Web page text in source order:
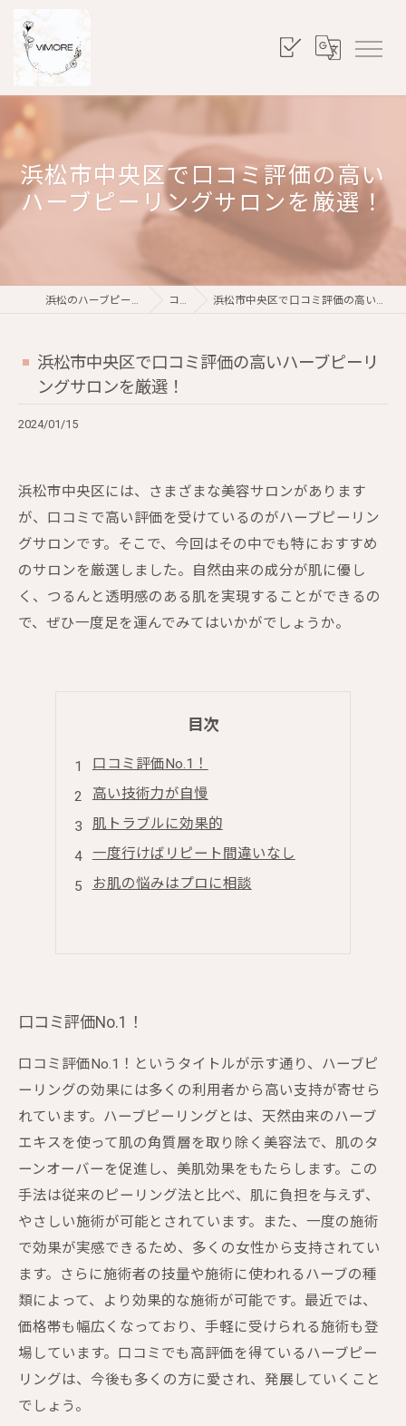
浜松市中央区で口コミ評価の高い
ハーブピーリングサロンを厳選！
浜松のハーブピーリングならViMORE コラム 浜松市中央区で口コミ評価の高いハーブピーリングサロンを厳選！
浜松市中央区で口コミ評価の高いハーブピーリ
ングサロンを厳選！
2024/01/15
浜松市中央区には、さまざまな美容サロンがあります
が、口コミで高い評価を受けているのがハーブピーリン
グサロンです。そこで、今回はその中でも特におすすめ
のサロンを厳選しました。自然由来の成分が肌に優し
く、つるんと透明感のある肌を実現することができるの
で、ぜひ一度足を運んでみてはいかがでしょうか。
目次
口コミ評価No.1！
高い技術力が自慢
肌トラブルに効果的
一度行けばリピート間違いなし
お肌の悩みはプロに相談
口コミ評価No.1！
口コミ評価No.1！というタイトルが示す通り、ハーブピ
ーリングの効果には多くの利用者から高い支持が寄せら
れています。ハーブピーリングとは、天然由来のハーブ
エキスを使って肌の角質層を取り除く美容法で、肌のタ
ーンオーバーを促進し、美肌効果をもたらします。この
手法は従来のピーリング法と比べ、肌に負担を与えず、
やさしい施術が可能とされています。また、一度の施術
で効果が実感できるため、多くの女性から支持されてい
ます。さらに施術者の技量や施術に使われるハーブの種
類によって、より効果的な施術が可能です。最近では、
価格帯も幅広くなっており、手軽に受けられる施術も登
場しています。口コミでも高評価を得ているハーブピー
リングは、今後も多くの方に愛され、発展していくこと
でしょう。